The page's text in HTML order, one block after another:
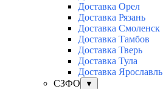
Доставка Орел
Доставка Рязань
Доставка Смоленск
Доставка Тамбов
Доставка Тверь
Доставка Тула
Доставка Ярославль
СЗФО
▼